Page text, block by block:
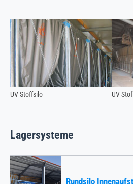
UV Stoffsilo UV
Lagersysteme
Rundsilo